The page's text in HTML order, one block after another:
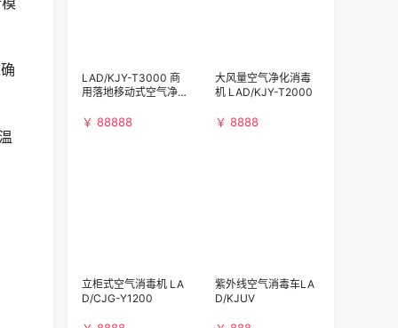
LAD/KJY-T3000 商
用落地移动式空气净
h)）
￥ 88888
大风量空气净化消毒
机 LAD/KJY-T2000
￥ 8888
立柜式空气消毒机 LA
D/CJG-Y1200
紫外线空气消毒车LA
D/KJUV